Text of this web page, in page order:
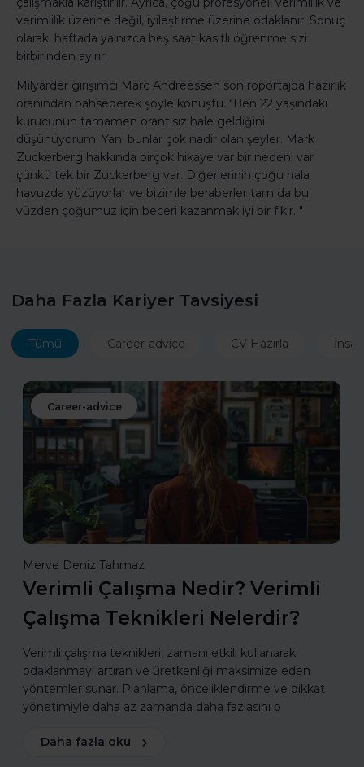
verimlilik üzerine değil, iyileştirme üzerine odaklanır. Sonuç
olarak, haftada yalnızca beş saat kasıtlı öğrenme sizi
birbirinden ayırır.
Milyarder girişimci Marc Andreessen son röportajda hazırlık
oranından bahsederek şöyle konuştu. "Ben 22 yaşındaki
kurucunun tamamen orantısız hale geldiğini
düşünüyorum. Yani bunlar çok nadir olan şeyler. Mark
Zuckerberg hakkında birçok hikaye var bir nedeni var
çünkü tek bir Zuckerberg var. Diğerlerinin çoğu hala
havuzda yüzüyorlar ve bizimle beraberler tam da bu
yüzden çoğumuz için beceri kazanmak iyi bir fikir. "
Daha Fazla Kariyer Tavsiyesi
Tümü Career-advice CV Hazırla
Career-advice
Merve Deniz Tahmaz
Verimli Çalışma Nedir? Verimli
Çalışma Teknikleri Nelerdir?
Verimli çalışma teknikleri, zamanı etkili kullanarak
odaklanmayı artıran ve üretkenliği maksimize eden
yöntemler sunar. Planlama, önceliklendirme ve dikkat
yönetimiyle daha az zamanda daha fazlasını b
Daha fazla oku